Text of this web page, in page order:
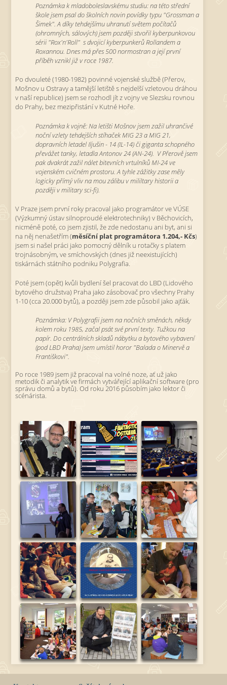
Poznámka k mladoboleslavskému studiu: na této střední
škole jsem psal do školních novin povídky typu "Grossman a
Šimek". A díky tehdejšímu uhranutí světem počítačů
(ohromných, sálových) jsem později stvořil kyberpunkovou
sérii "Rox'n'Roll" s dvojicí kyberpunkerů Rollandem a
Roxannou. Dnes má přes 500 normostran a její první
příběh vznikl již v roce 1987.
Po dvouleté (1980-1982) povinné vojenské službě (Přerov,
Mošnov u Ostravy a tamější letiště s nejdelší vzletovou dráhou
v naší republice) jsem se rozhodl jít z vojny ve Slezsku rovnou
do Prahy, bez mezipřistání v Kutné Hoře.
Poznámka k vojně: Na letišti Mošnov jsem zažil uhrančivé
noční vzlety tehdejších stíhaček MIG 23 a MIG 21,
dopravních letadel Iljušin - 14 (IL-14) či giganta schopného
převážet tanky, letadla Antonov 24 (AN-24). V Přerově jsem
pak dvakrát zažil nálet bitevních vrtulníků MI-24 ve
vojenském cvičném prostoru. A tyhle zážitky zase měly
logicky přímý vliv na mou zálibu v mililtary historii a
později v military sci-fi).
V Praze jsem první roky pracoval jako programátor ve VÚSE
(Výzkumný ústav silnoproudé elektrotechniky) v Běchovicích,
nicméně poté, co jsem zjistil, že zde nedostanu ani byt, ani si
na něj nenašetřím (měsíční plat programátora 1.204,- Kčs)
jsem si našel práci jako pomocný dělník u rotačky s platem
trojnásobným, ve smíchovských (dnes již neexistujících)
tiskárnách státního podniku Polygrafia.
Poté jsem (opět) kvůli bydlení šel pracovat do LBD (Lidového
bytového družstva) Praha jako zásobovač pro všechny Prahy
1-10 (cca 20.000 bytů), a později jsem zde působil jako ajťák.
Poznámka: V Polygrafii jsem na nočních směnách, někdy
kolem roku 1985, začal psát své první texty. Tužkou na
papír. Do centrálních skladů nábytku a bytového vybavení
(pod LBD Praha) jsem umístil horor "Balada o Minervě a
Františkovi".
Po roce 1989 jsem již pracoval na volné noze, ať už jako
metodik či analytik ve firmách vytvářející aplikační software (pro
správu domů a bytů). Od roku 2016 působím jako lektor či
scénárista.